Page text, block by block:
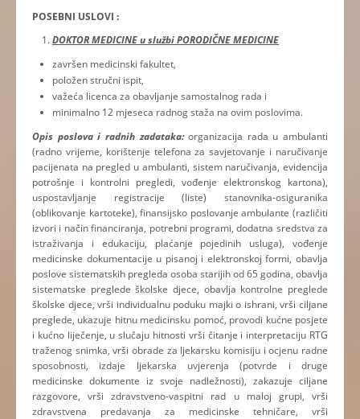
POSEBNI USLOVI :
DOKTOR MEDICINE u službi PORODIČNE MEDICINE
završen medicinski fakultet,
položen stručni ispit,
važeća licenca za obavljanje samostalnog rada i
minimalno 12 mjeseca radnog staža na ovim poslovima.
Opis poslova i radnih zadataka:organizacija rada u ambulanti
(radno vrijeme, korištenje telefona za savjetovanje i naručivanje
pacijenata na pregled u ambulanti, sistem naručivanja, evidencija
potrošnje i kontrolni pregledi, vođenje elektronskog kartona),
uspostavljanje registracije (liste) stanovnika-osiguranika
(oblikovanje kartoteke), finansijsko poslovanje ambulante (različiti
izvori i način financiranja, potrebni programi, dodatna sredstva za
istraživanja i edukaciju, plaćanje pojedinih usluga), vođenje
medicinske dokumentacije u pisanoj i elektronskoj formi, obavlja
poslove sistematskih pregleda osoba starijih od 65 godina, obavlja
sistematske preglede školske djece, obavlja kontrolne preglede
školske djece, vrši individualnu poduku majki o ishrani, vrši ciljane
preglede, ukazuje hitnu medicinsku pomoć, provodi kućne posjete
i kućno liječenje, u slučaju hitnosti vrši čitanje i interpretaciju RTG
traženog snimka, vrši obrade za ljekarsku komisiju i ocjenu radne
sposobnosti, izdaje ljekarska uvjerenja (potvrde i druge
medicinske dokumente iz svoje nadležnosti), zakazuje ciljane
razgovore, vrši zdravstveno-vaspitni rad u maloj grupi, vrši
zdravstvena predavanja za medicinske tehničare, vrši